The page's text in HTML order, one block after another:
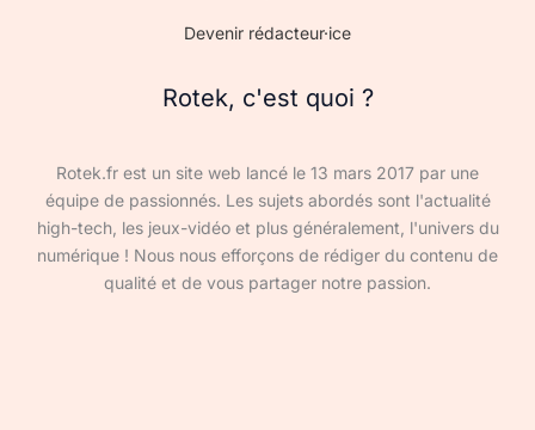
Devenir rédacteur·ice
Rotek, c'est quoi ?
Rotek.fr est un site web lancé le 13 mars 2017 par une
équipe de passionnés. Les sujets abordés sont l'actualité
high-tech, les jeux-vidéo et plus généralement, l'univers du
numérique ! Nous nous efforçons de rédiger du contenu de
qualité et de vous partager notre passion.